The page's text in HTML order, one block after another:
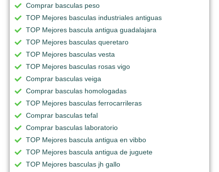
Comprar basculas peso
TOP Mejores basculas industriales antiguas
TOP Mejores bascula antigua guadalajara
TOP Mejores basculas queretaro
TOP Mejores basculas vesta
TOP Mejores basculas rosas vigo
Comprar basculas veiga
Comprar basculas homologadas
TOP Mejores basculas ferrocarrileras
Comprar basculas tefal
Comprar basculas laboratorio
TOP Mejores bascula antigua en vibbo
TOP Mejores bascula antigua de juguete
TOP Mejores basculas jh gallo